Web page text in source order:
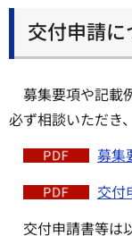
交付申請に
募集要項や記載
必ず相談いただき
募集
交付
交付申請書等は